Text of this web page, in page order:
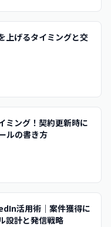
上げるタイミングと交
ミング！契約更新時に
ルの書き方
活用術｜案件獲得に
設計と発信戦略